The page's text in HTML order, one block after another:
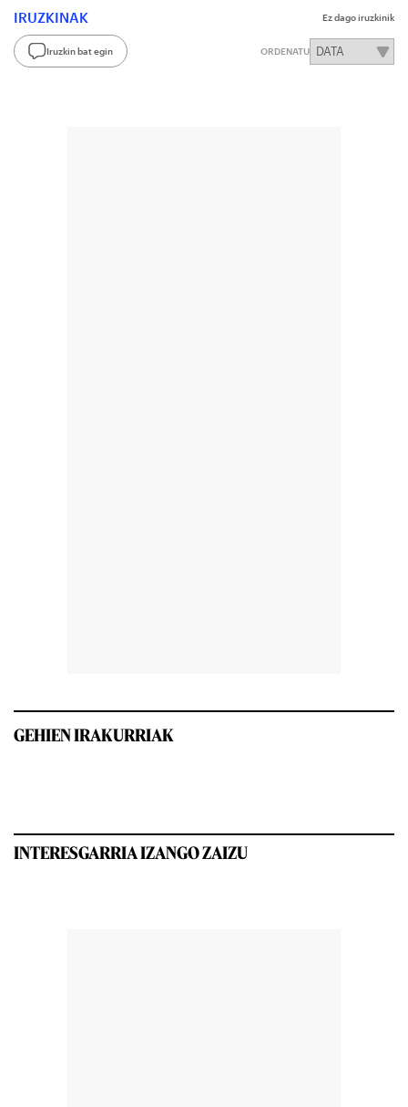
IRUZKINAK Ez dago iruzkinik
Iruzkin bat egin ORDENATU
GEHIEN IRAKURRIAK
INTERESGARRIA IZANGO ZAIZU